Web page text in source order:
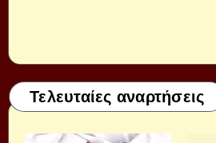
Τελευταίες αναρτήσεις